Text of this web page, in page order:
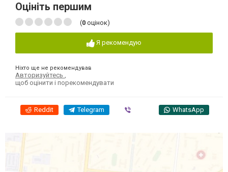
Оцініть першим
(0 оцінок)
Я рекомендую
Ніхто ще не рекомендував
Авторизуйтесь
щоб оцінити і порекомендувати
Reddit Telegram WhatsApp